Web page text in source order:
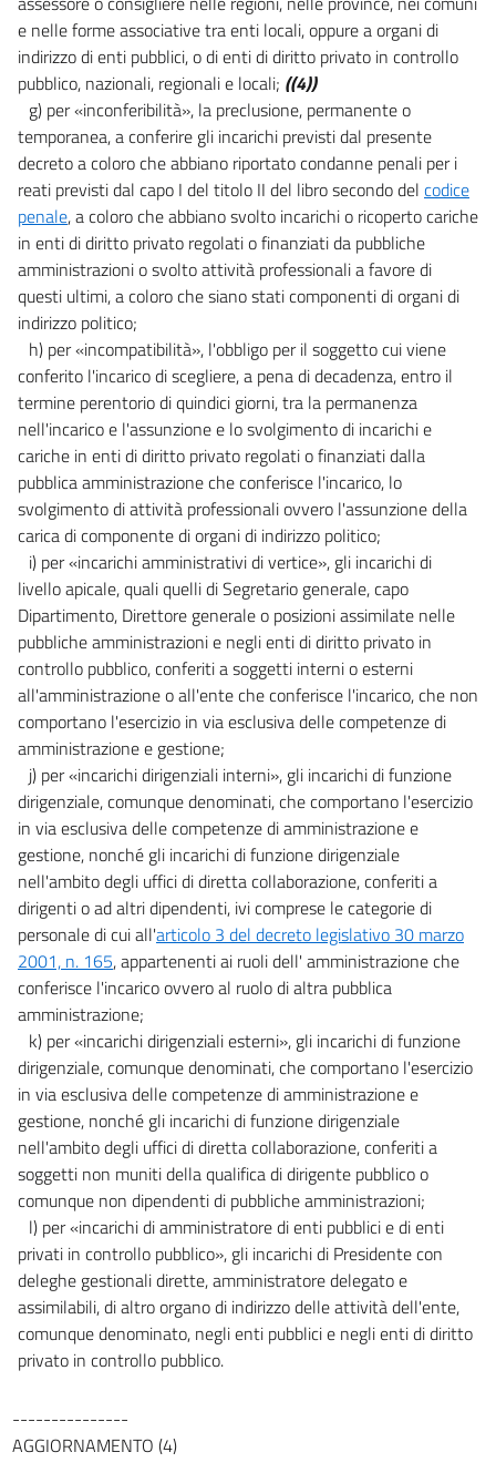
e nelle forme associative tra enti locali, oppure a organi di
indirizzo di enti pubblici, o di enti di diritto privato in controllo
pubblico, nazionali, regionali e locali; ((4))
g) per «inconferibilità», la preclusione, permanente o
temporanea, a conferire gli incarichi previsti dal presente
decreto a coloro che abbiano riportato condanne penali per i
reati previsti dal capo I del titolo II del libro secondo del codice
penale, a coloro che abbiano svolto incarichi o ricoperto cariche
in enti di diritto privato regolati o finanziati da pubbliche
amministrazioni o svolto attività professionali a favore di
questi ultimi, a coloro che siano stati componenti di organi di
indirizzo politico;
h) per «incompatibilità», l'obbligo per il soggetto cui viene
conferito l'incarico di scegliere, a pena di decadenza, entro il
termine perentorio di quindici giorni, tra la permanenza
nell'incarico e l'assunzione e lo svolgimento di incarichi e
cariche in enti di diritto privato regolati o finanziati dalla
pubblica amministrazione che conferisce l'incarico, lo
svolgimento di attività professionali ovvero l'assunzione della
carica di componente di organi di indirizzo politico;
i) per «incarichi amministrativi di vertice», gli incarichi di
livello apicale, quali quelli di Segretario generale, capo
Dipartimento, Direttore generale o posizioni assimilate nelle
pubbliche amministrazioni e negli enti di diritto privato in
controllo pubblico, conferiti a soggetti interni o esterni
all'amministrazione o all'ente che conferisce l'incarico, che non
comportano l'esercizio in via esclusiva delle competenze di
amministrazione e gestione;
j) per «incarichi dirigenziali interni», gli incarichi di funzione
dirigenziale, comunque denominati, che comportano l'esercizio
in via esclusiva delle competenze di amministrazione e
gestione, nonché gli incarichi di funzione dirigenziale
nell'ambito degli uffici di diretta collaborazione, conferiti a
dirigenti o ad altri dipendenti, ivi comprese le categorie di
personale di cui all'articolo 3 del decreto legislativo 30 marzo
2001, n. 165, appartenenti ai ruoli dell' amministrazione che
conferisce l'incarico ovvero al ruolo di altra pubblica
amministrazione;
k) per «incarichi dirigenziali esterni», gli incarichi di funzione
dirigenziale, comunque denominati, che comportano l'esercizio
in via esclusiva delle competenze di amministrazione e
gestione, nonché gli incarichi di funzione dirigenziale
nell'ambito degli uffici di diretta collaborazione, conferiti a
soggetti non muniti della qualifica di dirigente pubblico o
comunque non dipendenti di pubbliche amministrazioni;
l) per «incarichi di amministratore di enti pubblici e di enti
privati in controllo pubblico», gli incarichi di Presidente con
deleghe gestionali dirette, amministratore delegato e
assimilabili, di altro organo di indirizzo delle attività dell'ente,
comunque denominato, negli enti pubblici e negli enti di diritto
privato in controllo pubblico.
---------------
AGGIORNAMENTO (4)